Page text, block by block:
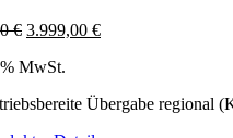
€ 3.999,00 €
MwSt.
Übergabe regional